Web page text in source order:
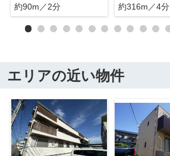
約90m／2分
約316m／4分
エリアの近い物件